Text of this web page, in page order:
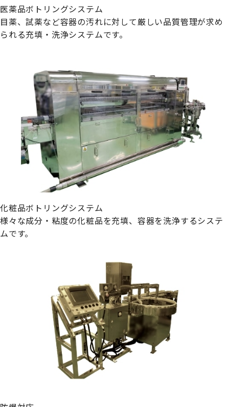
医薬品ボトリングシステム
目薬、試薬など容器の汚れに対して厳しい品質管理が求め
られる充填・洗浄システムです。
化粧品ボトリングシステム
様々な成分・粘度の化粧品を充填、容器を洗浄するシステ
ムです。